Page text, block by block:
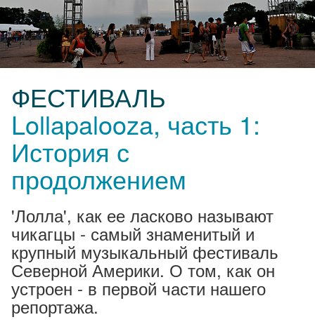
ФЕСТИВАЛЬ
Lollapalooza, часть 1:
История с
продолжением
'Лолла', как ее ласково называют
чикагцы - самый знаменитый и
крупный музыкальный фестиваль
Северной Америки. О том, как он
устроен - в первой части нашего
репортажа.